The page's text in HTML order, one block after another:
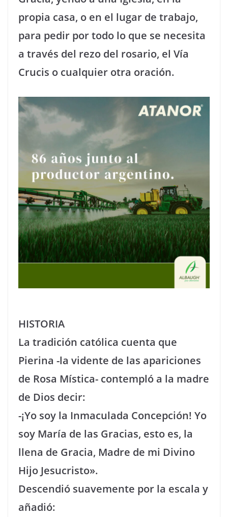
propia casa, o en el lugar de trabajo,
para pedir por todo lo que se necesita
a través del rezo del rosario, el Vía
Crucis o cualquier otra oración.
HISTORIA
La tradición católica cuenta que
Pierina -la vidente de las apariciones
de Rosa Mística- contempló a la madre
de Dios decir:
-¡Yo soy la Inmaculada Concepción! Yo
soy María de las Gracias, esto es, la
llena de Gracia, Madre de mi Divino
Hijo Jesucristo».
Descendió suavemente por la escala y
añadió: